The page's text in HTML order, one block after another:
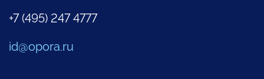
+7 (495) 247 4777
id@opora.ru